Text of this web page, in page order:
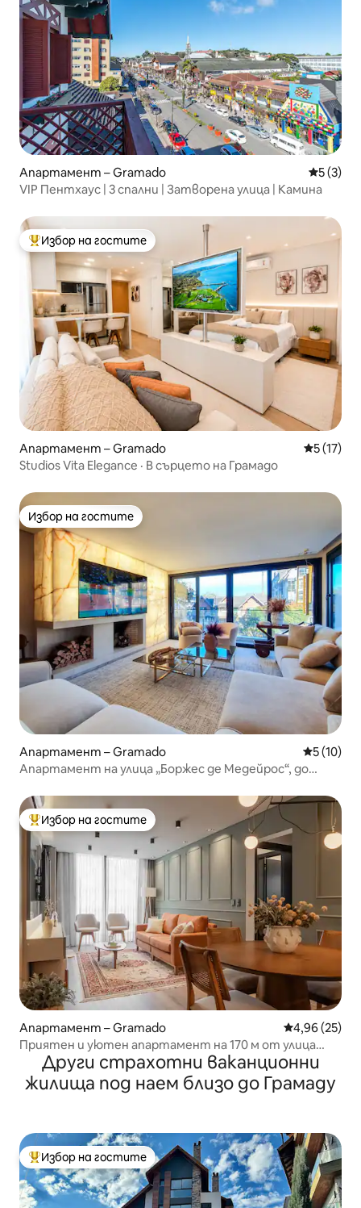
Апартамент – Gramado Средна
5 (3)
VIP Пентхаус | 3 спални | Затворена улица | Камина
Най-популярен избор на гостите
Избор на гостите
Апартамент – Gramado Средна
5 (17)
Studios Vita Elegance · В сърцето на Грамадо
Избор на гостите
Избор на гостите
Апартамент – Gramado Средна
5 (10)
Апартамент на улица „Боржес де Медейрос“, до
Най-популярен избор на гостите
Избор на гостите
Апартамент – Gramado Средна
4,96 (25)
Приятен и уютен апартамент на 170 м от улица
Коберта
Други страхотни ваканционни
жилища под наем близо до Грамаду
Най-популярен избор на гостите
Избор на гостите